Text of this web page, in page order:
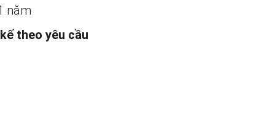
năm
theo yêu cầu